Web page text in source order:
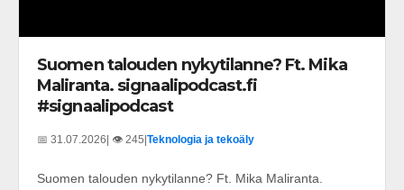
Suomen talouden nykytilanne? Ft. Mika
Maliranta. signaalipodcast.fi
#signaalipodcast
📅 31.07.2026 | 👁️ 245 Teknologia ja tekoäly
Suomen talouden nykytilanne? Ft. Mika Maliranta.